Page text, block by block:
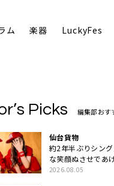
ム 楽器 LuckyFes
Picks 編集部おす
仙台貨物
約2年半ぶりシング
な笑顔ぬさせであ
2026.08.05